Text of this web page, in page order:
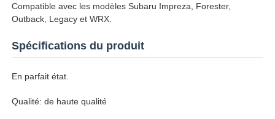
Compatible avec les modèles Subaru Impreza, Forester,
Outback, Legacy et WRX.
Spécifications du produit
En parfait état.
Qualité: de haute qualité